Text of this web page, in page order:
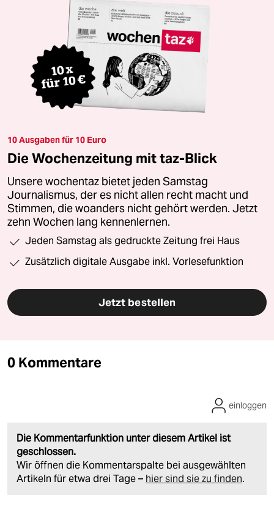
10 Ausgaben für 10 Euro
Die Wochenzeitung mit taz-Blick
Unsere wochentaz bietet jeden Samstag
Journalismus, der es nicht allen recht macht und
Stimmen, die woanders nicht gehört werden. Jetzt
zehn Wochen lang kennenlernen.
Jeden Samstag als gedruckte Zeitung frei Haus
Zusätzlich digitale Ausgabe inkl. Vorlesefunktion
Jetzt bestellen
0 Kommentare
Die Kommentarfunktion unter diesem Artikel ist
geschlossen.
Wir öffnen die Kommentarspalte bei ausgewählten
Artikeln für etwa drei Tage – hier sind sie zu finden.
einloggen